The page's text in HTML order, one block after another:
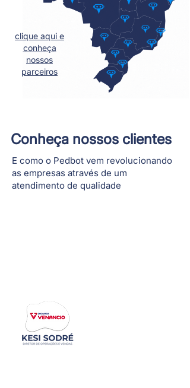
clique aqui e
conheça
nossos
parceiros
Conheça nossos clientes
E como o Pedbot vem revolucionando
as empresas através de um
atendimento de qualidade